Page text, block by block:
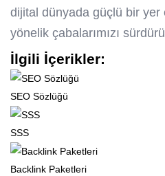
dijital dünyada güçlü bir
yönelik çabalarımızı
İlgili İçerikler:
SEO Sözlüğü
SSS
Backlink Paketleri